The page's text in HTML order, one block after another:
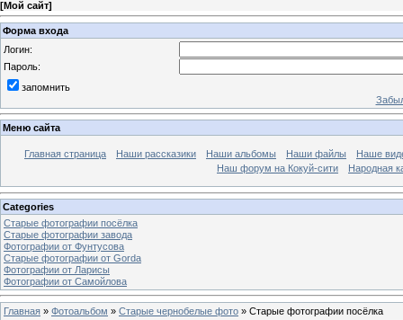
[Мой сайт]
Форма входа
Логин:
Пароль:
запомнить
Меню сайта
Главная страница Наши рассказики Наши альбомы Наши файлы
Наше
Наш форум на Кокуй-сити
Народная
Categories
Старые фотографии посёлка
Старые фотографии завода
Фотографии от Фунтусова
Старые фотографии от Gorda
Фотографии от Ларисы
Фотографии от Самойлова
Главная » Фотоальбом » Старые чернобелые фото » Старые фотографии посёлка